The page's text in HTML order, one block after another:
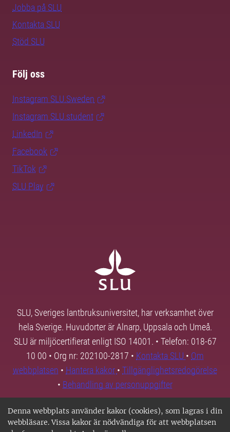
Denna webbplats använder kakor (cookies), som lagras i din
webbläsare. Vissa kakor är nödvändiga för att webbplatsen
Jobba på SLU
Kontakta SLU
Stöd SLU
Följ oss
Instagram SLU.Sweden
Instagram SLU.student
LinkedIn
Facebook
TikTok
SLU Play
SLU, Sveriges lantbruksuniversitet, har verksamhet över
hela Sverige. Huvudorter är Alnarp, Uppsala och Umeå.
SLU är miljöcertifierat enligt ISO 14001. • Telefon: 018-67
10 00 • Org nr: 202100-2817 • Kontakta SLU • Om
webbplatsen • Hantera kakor • Tillgänglighetsredogörelse
• Behandling av personuppgifter